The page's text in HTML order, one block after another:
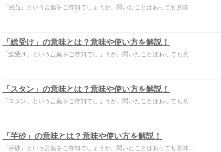
「完凸」という言葉をご存知でしょうか。聞いたことはあっても意味...
「総受け」の意味とは？意味や使い方を解説！
「総受け」という言葉をご存知でしょうか。聞いたことはあっても意...
「スタン」の意味とは？意味や使い方を解説！
「スタン」という言葉をご存知でしょうか。聞いたことはあっても意...
「芋砂」の意味とは？意味や使い方を解説！
「芋砂」という言葉をご存知でしょうか。聞いたことはあっても意味...